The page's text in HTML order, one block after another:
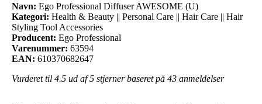
Navn: Ego Professional Diffuser AWESOME (U)
Kategori: Health & Beauty || Personal Care || Hair Care || Hair
Styling Tool Accessories
Producent: Ego Professional
Varenummer: 63594
EAN: 610370682647
Vurderet til 4.5 ud af 5 stjerner baseret på 43 anmeldelser